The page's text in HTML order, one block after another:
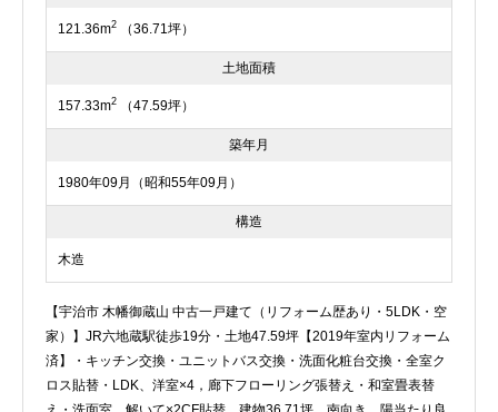
121.36m2 （36.71坪）
土地面積
157.33m2 （47.59坪）
築年月
1980年09月（昭和55年09月）
構造
木造
【宇治市 木幡御蔵山 中古一戸建て（リフォーム歴あり・5LDK・空
家）】JR六地蔵駅徒歩19分・土地47.59坪【2019年室内リフォーム
済】・キッチン交換・ユニットバス交換・洗面化粧台交換・全室ク
ロス貼替・LDK、洋室×4，廊下フローリング張替え・和室畳表替